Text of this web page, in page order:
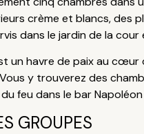
crème et blancs,
dans le jardin de la cour
un havre de paix au cœur
y trouverez des
feu dans le bar Napoléon
GROUPES